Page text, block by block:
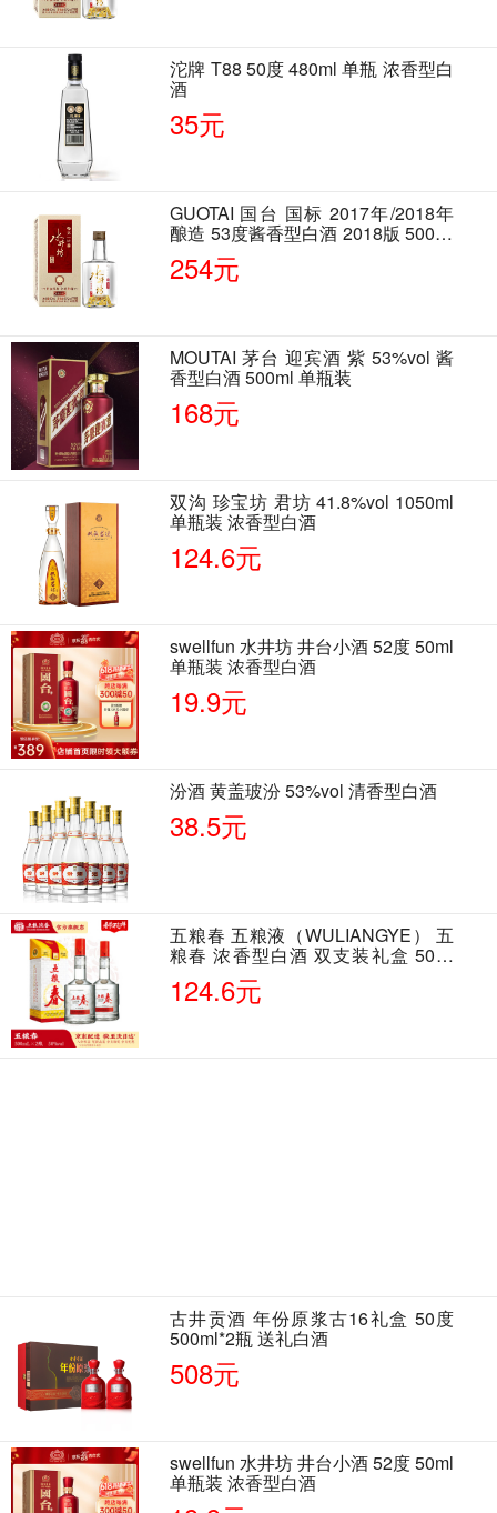
沱牌 T88 50度 480ml 单瓶 浓香型白
酒
35元
GUOTAI 国台 国标 2017年/2018年
酿造 53度酱香型白酒 2018版 500ml
单瓶装
254元
MOUTAI 茅台 迎宾酒 紫 53%vol 酱
香型白酒 500ml 单瓶装
168元
双沟 珍宝坊 君坊 41.8%vol 1050ml
单瓶装 浓香型白酒
124.6元
swellfun 水井坊 井台小酒 52度 50ml
单瓶装 浓香型白酒
19.9元
汾酒 黄盖玻汾 53%vol 清香型白酒
38.5元
五粮春 五粮液（WULIANGYE） 五
粮春 浓香型白酒 双支装礼盒 50度
500ml*2瓶 含酒具
124.6元
古井贡酒 年份原浆古16礼盒 50度
500ml*2瓶 送礼白酒
508元
swellfun 水井坊 井台小酒 52度 50ml
单瓶装 浓香型白酒